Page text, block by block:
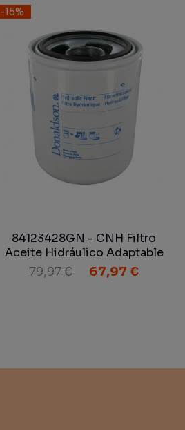
-15%
84123428GN - CNH Filtro
Aceite Hidráulico Adaptable
79,97 € 67,97 €